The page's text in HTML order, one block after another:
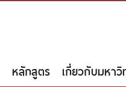
หลักสูตร เกี่ยวกับมหา